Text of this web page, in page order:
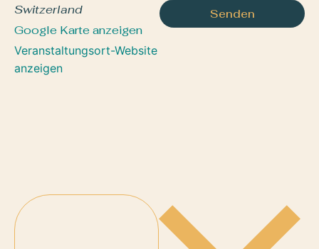
Switzerland
Google Karte anzeigen
Veranstaltungsort-Website
anzeigen
Senden